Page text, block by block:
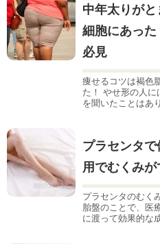
中年太りが
細胞にあった
必見
痩せるコツは褐色
た！ やせ形の人
を聞いたことはあ
プラセンタ
用でむくみが
プラセンタのむく
胎盤のことで、医
に渡って効果的な